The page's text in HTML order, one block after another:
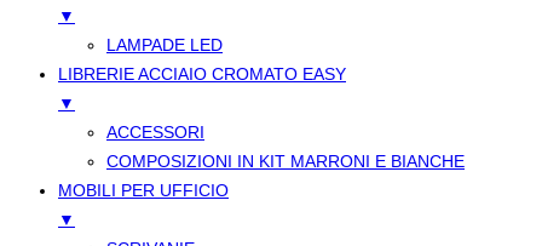
▼
LAMPADE LED
LIBRERIE ACCIAIO CROMATO EASY
▼
ACCESSORI
COMPOSIZIONI IN KIT MARRONI E BIANCHE
MOBILI PER UFFICIO
▼